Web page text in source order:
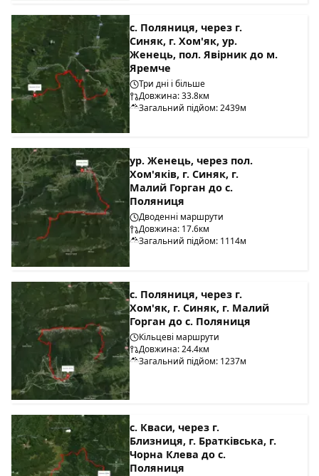
с. Поляниця, через г.
Синяк, г. Хом'як, ур.
Женець, пол. Явірник до м.
Яремче
Три дні і більше
Довжина: 33.8км
Загальний підйом: 2439м
ур. Женець, через пол.
Хом'яків, г. Синяк, г.
Малий Горган до с.
Поляниця
Дводенні маршрути
Довжина: 17.6км
Загальний підйом: 1114м
с. Поляниця, через г.
Хом'як, г. Синяк, г. Малий
Горган до с. Поляниця
Кільцеві маршрути
Довжина: 24.4км
Загальний підйом: 1237м
с. Кваси, через г.
Близниця, г. Братківська, г.
Чорна Клева до с.
Поляниця